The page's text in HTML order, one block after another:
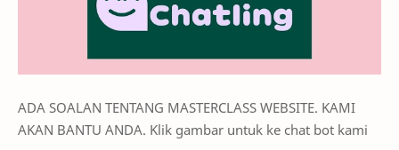
ADA SOALAN TENTANG MASTERCLASS WEBSITE. KAMI
AKAN BANTU ANDA. Klik gambar untuk ke chat bot kami